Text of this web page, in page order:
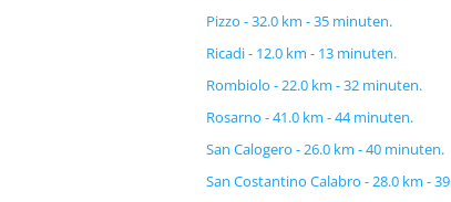
Pizzo - 32.0 km - 35 minuten.
Ricadi - 12.0 km - 13 minuten.
Rombiolo - 22.0 km - 32 minuten.
Rosarno - 41.0 km - 44 minuten.
San Calogero - 26.0 km - 40 minuten.
San Costantino Calabro - 28.0 km -